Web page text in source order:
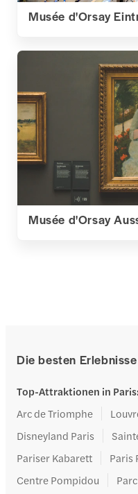
Musée d'Orsay
Musée d'Orsay
Die besten
Top-Attraktionen in Paris:
Arc de Triomphe
Disneyland Paris
Pariser Kabarett
Paris
Centre Pompidou